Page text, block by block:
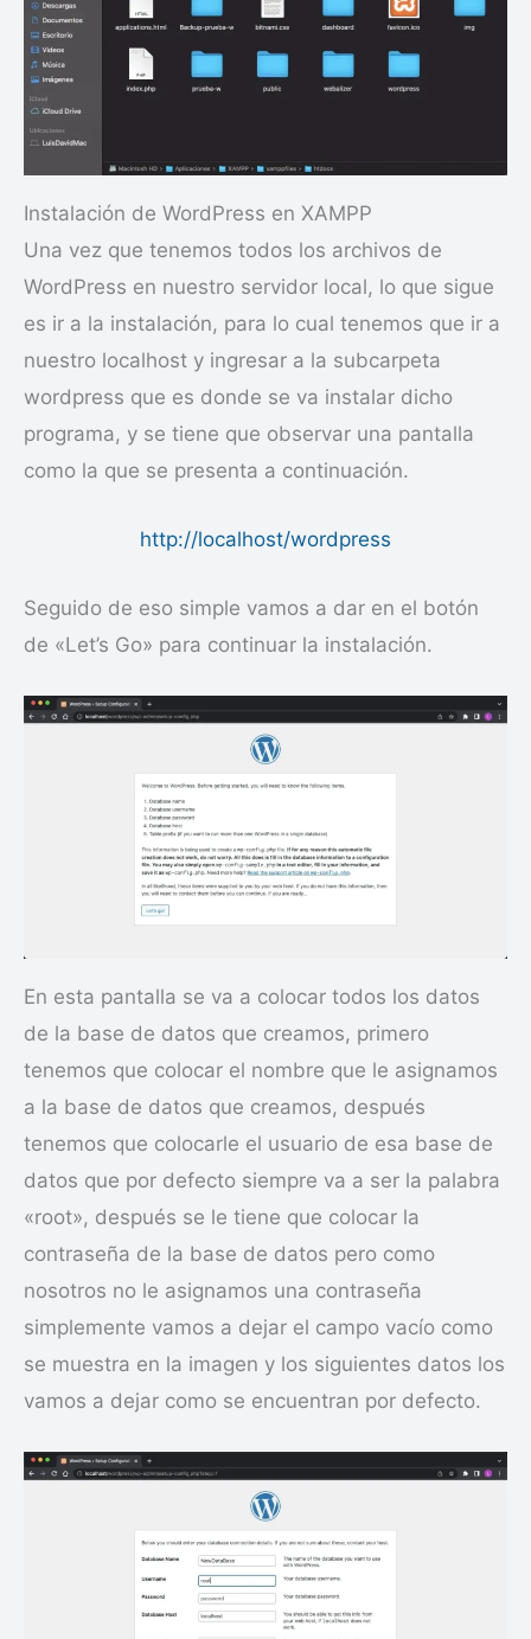
Instalación de WordPress en XAMPP
Una vez que tenemos todos los archivos de
WordPress en nuestro servidor local, lo que sigue
es ir a la instalación, para lo cual tenemos que ir a
nuestro localhost y ingresar a la subcarpeta
wordpress que es donde se va instalar dicho
programa, y se tiene que observar una pantalla
como la que se presenta a continuación.
http://localhost/wordpress
Seguido de eso simple vamos a dar en el botón
de «Let’s Go» para continuar la instalación.
En esta pantalla se va a colocar todos los datos
de la base de datos que creamos, primero
tenemos que colocar el nombre que le asignamos
a la base de datos que creamos, después
tenemos que colocarle el usuario de esa base de
datos que por defecto siempre va a ser la palabra
«root», después se le tiene que colocar la
contraseña de la base de datos pero como
nosotros no le asignamos una contraseña
simplemente vamos a dejar el campo vacío como
se muestra en la imagen y los siguientes datos los
vamos a dejar como se encuentran por defecto.